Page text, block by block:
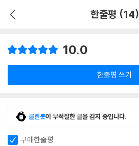
한줄평 (14)
10.0
한줄평 쓰기
클린봇이 부적절한 글을 감지 중입니다.
구매한줄평